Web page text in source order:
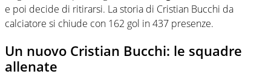
e poi decide di ritirarsi. La storia di Cristian Bucchi da
calciatore si chiude con 162 gol in 437 presenze.
Un nuovo Cristian Bucchi: le squadre
allenate